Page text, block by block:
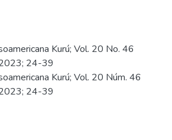
Kurú; Vol. 20 No. 46
24-39
Kurú; Vol. 20 Núm. 46
24-39